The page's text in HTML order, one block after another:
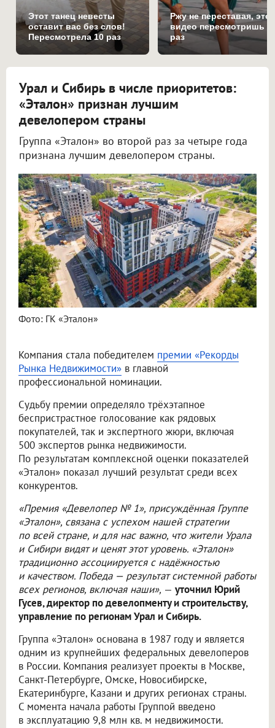
Этот танец невесты
оставит вас без слов!
Пересмотрела 10 раз
Ржу не переставая, это
видео пересмотришь
раз
Урал и Сибирь в числе приоритетов:
«Эталон» признан лучшим
девелопером страны
Группа «Эталон» во второй раз за четыре года
признана лучшим девелопером страны.
Фото: ГК «Эталон»
Компания стала победителем премии «Рекорды
Рынка Недвижимости» в главной
профессиональной номинации.
Судьбу премии определяло трёхэтапное
беспристрастное голосование как рядовых
покупателей, так и экспертного жюри, включая
500 экспертов рынка недвижимости.
По результатам комплексной оценки показателей
«Эталон» показал лучший результат среди всех
конкурентов.
«Премия «Девелопер № 1», присуждённая Группе
«Эталон», связана с успехом нашей стратегии
по всей стране, и для нас важно, что жители Урала
и Сибири видят и ценят этот уровень. «Эталон»
традиционно ассоциируется с надёжностью
и качеством. Победа — результат системной работы
всех регионов, включая наши», — уточнил Юрий
Гусев, директор по девелопменту и строительству,
управление по регионам Урал и Сибирь.
Группа «Эталон» основана в 1987 году и является
одним из крупнейших федеральных девелоперов
в России. Компания реализует проекты в Москве,
Санкт-Петербурге, Омске, Новосибирске,
Екатеринбурге, Казани и других регионах страны.
С момента начала работы Группой введено
в эксплуатацию 9,8 млн кв. м недвижимости.